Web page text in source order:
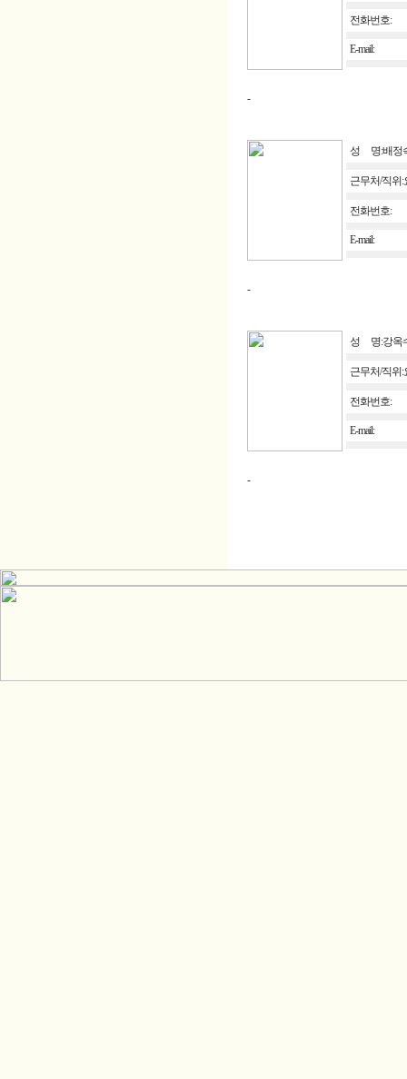
전화번호:
E-mail:
-
성 명:배정
근무처/직위
전화번호:
E-mail:
-
성 명:강옥
근무처/직위
전화번호:
E-mail:
-